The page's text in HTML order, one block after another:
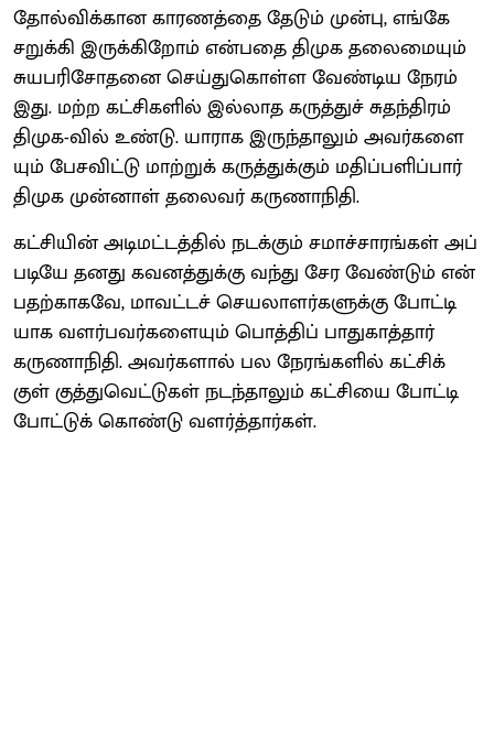
தோல்விக்​கான காரணத்தை தேடும் முன்​பு, எங்கே
சறுக்கி இருக்​கிறோம் என்​பதை திமுக தலை​மை​யும்
சுயபரிசோதனை செய்​து​கொள்ள வேண்​டிய நேரம்
இது. மற்ற கட்​சிகளில் இல்​லாத கருத்​துச் சுதந்​திரம்
திமுக-​வில் உண்​டு. யாராக இருந்​தா​லும் அவர்​களை​
யும் பேச​விட்டு மாற்​றுக் கருத்​துக்​கும் மதிப்​பளிப்​பார்
திமுக முன்​னாள் தலை​வர் கருணாநி​தி.
கட்​சி​யின் அடிமட்​டத்​தில் நடக்​கும் சமாச்​சா​ரங்​கள் அப்​
படியே தனது கவனத்​துக்கு வந்​து சேர வேண்​டும் என்​
ப​தற்​காகவே, மாவட்​டச் செய​லா​ளர்​களுக்கு போட்​டி​
யாக வளர்​பவர்​களை​யும் பொத்​திப் பாது​காத்​தார்
கருணாநி​தி. அவர்​களால் பல நேரங்​களில் கட்​சிக்​
குள் குத்​து​வெட்​டு​கள் நடந்​தா​லும் கட்​சியை போட்​டி​
போட்​டுக் கொண்டு வளர்த்​தார்​கள்.